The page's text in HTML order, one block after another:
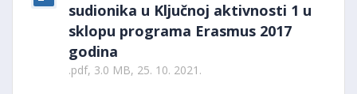
sudionika u Ključnoj aktivnosti 1 u
sklopu programa Erasmus 2017
godina
.pdf, 3.0 MB, 25. 10. 2021.